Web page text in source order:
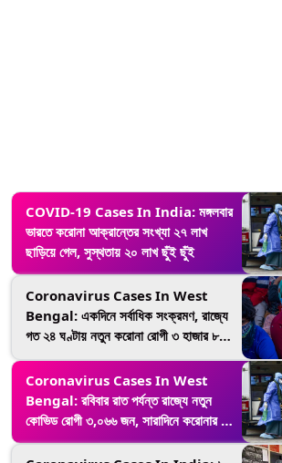
COVID-19 Cases In India: মঙ্গলবার
ভারতে করোনা আক্রান্তের সংখ্যা ২৭ লাখ
ছাড়িয়ে গেল, সুস্থতায় ২০ লাখ ছুঁই ছুঁই
Coronavirus Cases In West
Bengal: একদিনে সর্বাধিক সংক্রমণ, রাজ্যে
গত ২৪ ঘণ্টায় নতুন করোনা রোগী ৩ হাজার ৮০
Coronavirus Cases In West
Bengal: রবিবার রাত পর্যন্ত রাজ্যে নতুন
কোভিড রোগী ৩,০৬৬ জন, সারাদিনে করোনার বলি
৫১